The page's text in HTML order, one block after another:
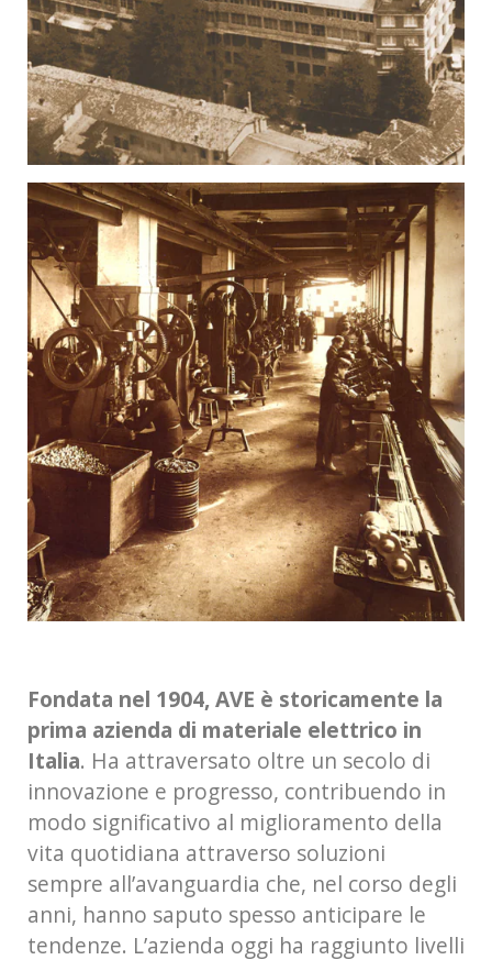
Fondata nel 1904, AVE è storicamente la
prima azienda di materiale elettrico in
Italia. Ha attraversato oltre un secolo di
innovazione e progresso, contribuendo in
modo significativo al miglioramento della
vita quotidiana attraverso soluzioni
sempre all’avanguardia che, nel corso degli
anni, hanno saputo spesso anticipare le
tendenze. L’azienda oggi ha raggiunto livelli